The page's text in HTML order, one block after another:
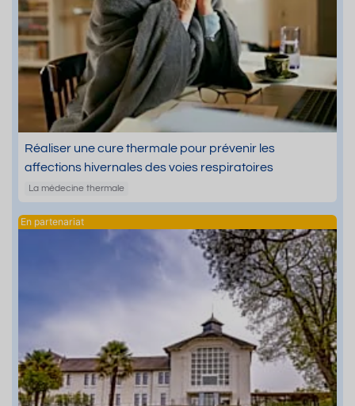
Réaliser une cure thermale pour prévenir les
affections hivernales des voies respiratoires
La médecine thermale